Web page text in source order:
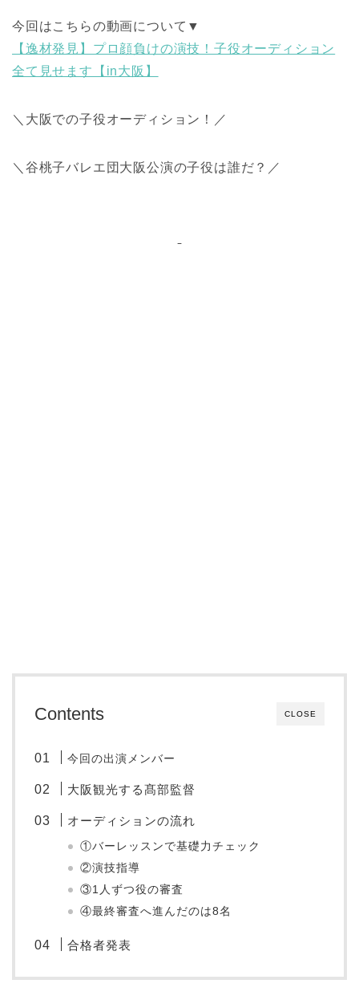
今回はこちらの動画について▼
【逸材発見】プロ顔負けの演技！子役オーディション
全て見せます【in大阪】
＼大阪での子役オーディション！／
＼谷桃子バレエ団大阪公演の子役は誰だ？／
CLOSE
Contents
今回の出演メンバー
大阪観光する髙部監督
オーディションの流れ
①バーレッスンで基礎力チェック
②演技指導
③1人ずつ役の審査
④最終審査へ進んだのは8名
合格者発表